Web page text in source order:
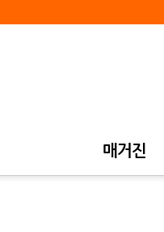
매거진